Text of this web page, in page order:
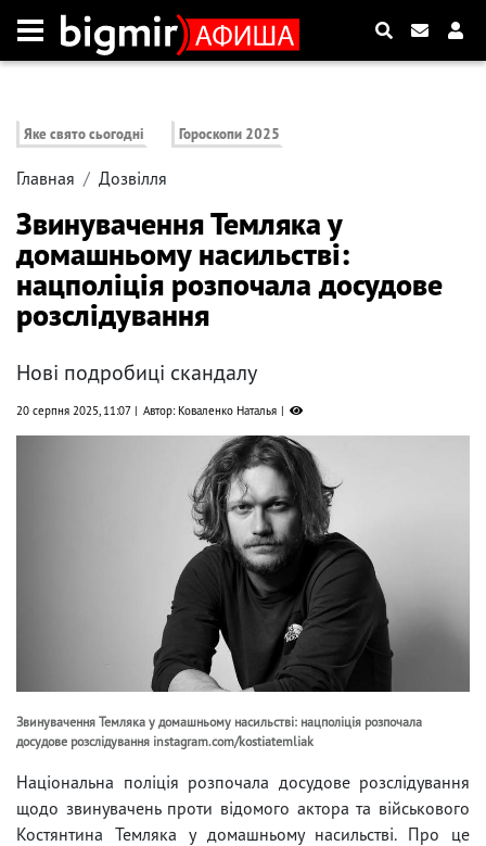
Яке свято сьогодні Гороскопи 2025
Главная Дозвілля
Звинувачення Темляка у
домашньому насильстві:
нацполіція розпочала досудове
розслідування
Нові подробиці скандалу
20 серпня 2025, 11:07 Автор: Коваленко Наталья
Звинувачення Темляка у домашньому насильстві: нацполіція розпочала
досудове розслідування instagram.com/kostiatemliak
Національна поліція розпочала досудове розслідування
щодо звинувачень проти відомого актора та військового
Костянтина Темляка у домашньому насильстві. Про це